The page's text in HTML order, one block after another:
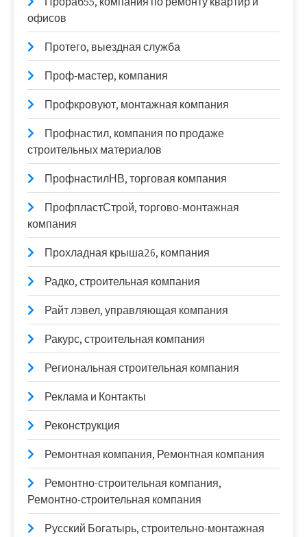
офисов
Протего, выездная служба
Проф-мастер, компания
Профкровуют, монтажная компания
Профнастил, компания по продаже
строительных материалов
ПрофнастилНВ, торговая компания
ПрофпластСтрой, торгово-монтажная
компания
Прохладная крыша26, компания
Радко, строительная компания
Райт лэвел, управляющая компания
Ракурс, строительная компания
Региональная строительная компания
Реклама и Контакты
Реконструкция
Ремонтная компания, Ремонтная компания
Ремонтно-строительная компания,
Ремонтно-строительная компания
Русский Богатырь, строительно-монтажная